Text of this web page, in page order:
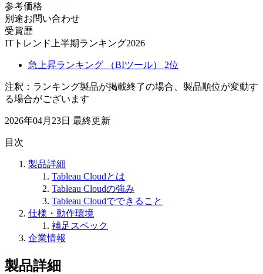
参考価格
別途お問い合わせ
受賞歴
ITトレンド上半期ランキング2026
急上昇ランキング （BIツール） 2位
注釈：ランキング製品が掲載終了の場合、製品順位が変動す
る場合がございます
2026年04月23日 最終更新
目次
製品詳細
Tableau Cloudとは
Tableau Cloudの強み
Tableau Cloudでできること
仕様・動作環境
補足スペック
企業情報
製品詳細